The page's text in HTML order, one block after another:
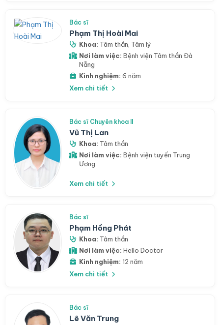
Bác sĩ
Phạm Thị Hoài Mai
Khoa: Tâm thần Tâm lý
Nơi làm việc: Bệnh viện Tâm thần Đà
Nẵng
Kinh nghiệm: 6 năm
Xem chi tiết
Bác sĩ Chuyên khoa II
Vũ Thị Lan
Khoa: Tâm thần
Nơi làm việc: Bệnh viện tuyến Trung
Ương
Xem chi tiết
Bác sĩ
Phạm Hồng Phát
Khoa: Tâm thần
Nơi làm việc: Hello Doctor
Kinh nghiệm: 12 năm
Xem chi tiết
Bác sĩ
Lê Văn Trung